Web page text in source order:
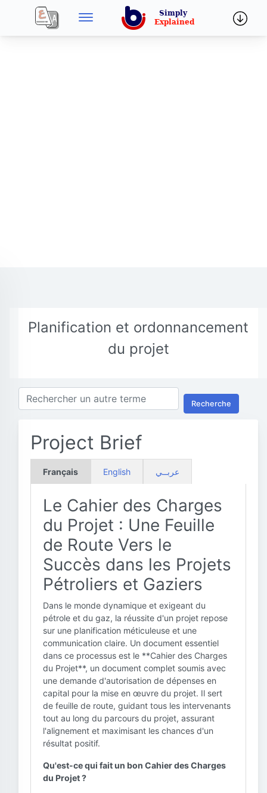
Planification et ordonnancement
du projet
Recherche
Project Brief
Français English عربــي
Le Cahier des Charges
du Projet : Une Feuille
de Route Vers le
Succès dans les Projets
Pétroliers et Gaziers
Dans le monde dynamique et exigeant du
pétrole et du gaz, la réussite d'un projet repose
sur une planification méticuleuse et une
communication claire. Un document essentiel
dans ce processus est le **Cahier des Charges
du Projet**, un document complet soumis avec
une demande d'autorisation de dépenses en
capital pour la mise en œuvre du projet. Il sert
de feuille de route, guidant tous les intervenants
tout au long du parcours du projet, assurant
l'alignement et maximisant les chances d'un
résultat positif.
Qu'est-ce qui fait un bon Cahier des Charges
du Projet ?